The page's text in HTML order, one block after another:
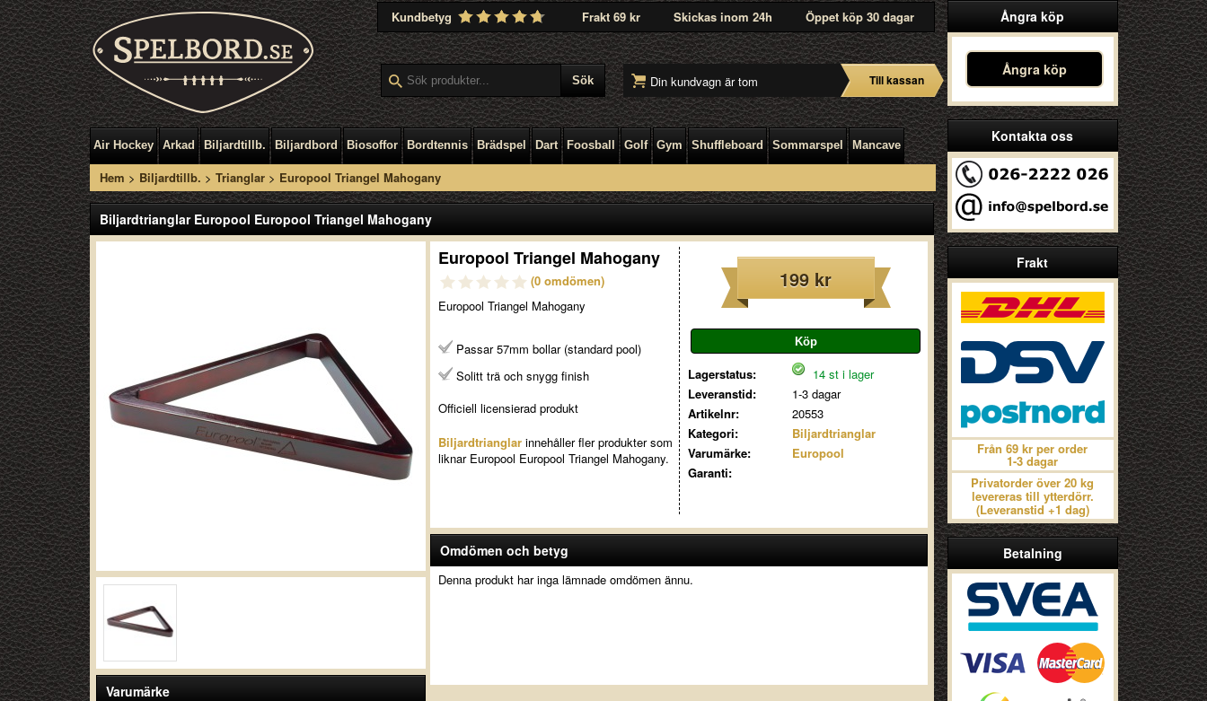
Kundbetyg Frakt 69 kr Skickas inom 24h Öppet köp 30 dagar
Din kundvagn är tom Till kassan
Air Hockey Arkad Biljardtillb. Biljardbord Biosoffor Bordtennis Brädspel Dart Foosball Golf Gym Shuffleboard Sommarspel Mancave
Hem > Biljardtillb. > Trianglar> Europool Triangel Mahogany
Ångra köp
Ångra köp
Kontakta oss
Frakt
Från 69 kr per order
1-3 dagar
Privatorder över 20 kg
levereras till ytterdörr.
(Leveranstid +1 dag)
Betalning
Biljardtrianglar Europool Europool Triangel Mahogany
Varumärke
199 kr
Lagerstatus:
14 st i lager
Leveranstid:
1-3 dagar
Artikelnr:
20553
Kategori:
Biljardtrianglar
Varumärke:
Europool
Garanti:
Europool Triangel Mahogany
(0 omdömen)
Europool Triangel Mahogany
Passar 57mm bollar (standard pool)
Solitt trä och snygg finish
Officiell licensierad produkt
Biljardtrianglarinnehåller fler produkter som
liknar Europool Europool Triangel Mahogany.
Omdömen och betyg
Denna produkt har inga lämnade omdömen ännu.